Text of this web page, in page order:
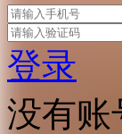
登录
没有账